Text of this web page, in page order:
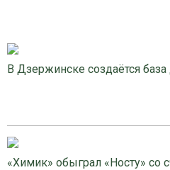
В Дзержинске создаётся
«Химик» обыграл «Носту» со